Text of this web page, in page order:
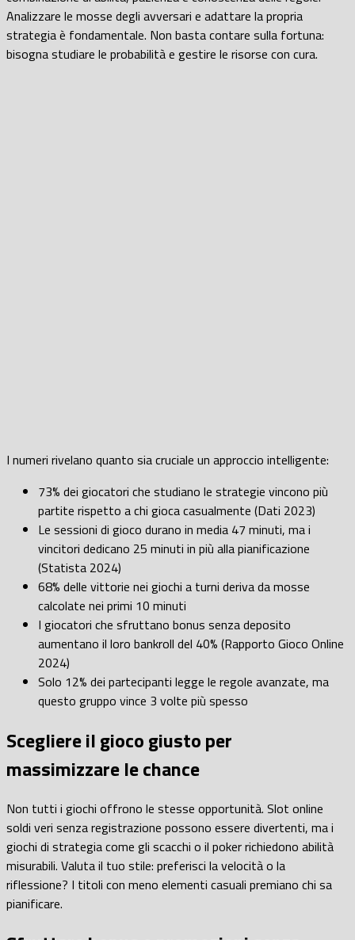
Analizzare le mosse degli avversari e adattare la propria
strategia è fondamentale. Non basta contare sulla fortuna:
bisogna studiare le probabilità e gestire le risorse con cura.
I numeri rivelano quanto sia cruciale un approccio intelligente:
73% dei giocatori che studiano le strategie vincono più
partite rispetto a chi gioca casualmente (Dati 2023)
Le sessioni di gioco durano in media 47 minuti, ma i
vincitori dedicano 25 minuti in più alla pianificazione
(Statista 2024)
68% delle vittorie nei giochi a turni deriva da mosse
calcolate nei primi 10 minuti
I giocatori che sfruttano bonus senza deposito
aumentano il loro bankroll del 40% (Rapporto Gioco Online
2024)
Solo 12% dei partecipanti legge le regole avanzate, ma
questo gruppo vince 3 volte più spesso
Scegliere il gioco giusto per
massimizzare le chance
Non tutti i giochi offrono le stesse opportunità. Slot online
soldi veri senza registrazione possono essere divertenti, ma i
giochi di strategia come gli scacchi o il poker richiedono abilità
misurabili. Valuta il tuo stile: preferisci la velocità o la
riflessione? I titoli con meno elementi casuali premiano chi sa
pianificare.